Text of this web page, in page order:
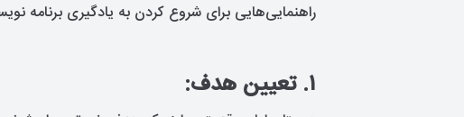
راهنمایی‌هایی برای شروع کردن به یادگیری برنامه
۱. تعیین هدف: